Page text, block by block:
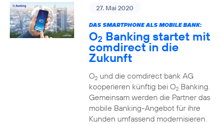
27. Mai 2020
DAS SMARTPHONE ALS MOBILE BANK:
O2 Banking startet mit
comdirect in die
Zukunft
O2und die comdirect bank AG
kooperieren künftig bei O2Banking.
Gemeinsam werden die Partner das
mobile Banking-Angebot für ihre
Kunden umfassend modernisieren.